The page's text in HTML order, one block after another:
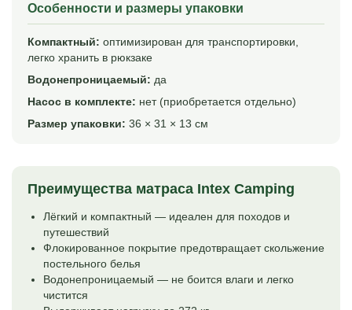
Особенности и размеры упаковки
Компактный: оптимизирован для транспортировки,
легко хранить в рюкзаке
Водонепроницаемый: да
Насос в комплекте: нет (приобретается отдельно)
Размер упаковки: 36 × 31 × 13 см
Преимущества матраса Intex Camping
Лёгкий и компактный — идеален для походов и
путешествий
Флокированное покрытие предотвращает скольжение
постельного белья
Водонепроницаемый — не боится влаги и легко
чистится